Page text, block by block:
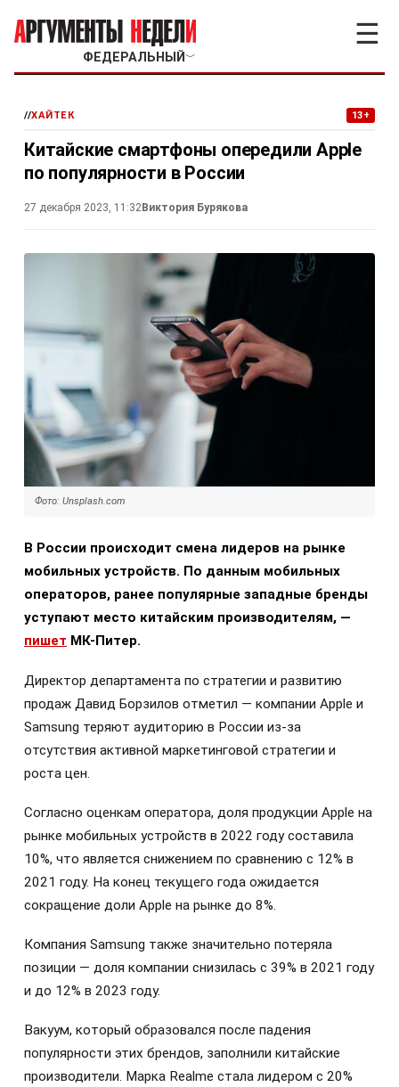
ФЕДЕРАЛЬНЫЙ ﹀
☰
//ХАЙТЕК 13+
Китайские смартфоны опередили Apple
по популярности в России
27 декабря 2023, 11:32Виктория Бурякова
Фото: Unsplash.com
В России происходит смена лидеров на рынке
мобильных устройств. По данным мобильных
операторов, ранее популярные западные бренды
уступают место китайским производителям, —
пишет МК-Питер.
Директор департамента по стратегии и развитию
продаж Давид Борзилов отметил — компании Apple и
Samsung теряют аудиторию в России из-за
отсутствия активной маркетинговой стратегии и
роста цен.
Согласно оценкам оператора, доля продукции Apple на
рынке мобильных устройств в 2022 году составила
10%, что является снижением по сравнению с 12% в
2021 году. На конец текущего года ожидается
сокращение доли Apple на рынке до 8%.
Компания Samsung также значительно потеряла
позиции — доля компании снизилась с 39% в 2021 году
и до 12% в 2023 году.
Вакуум, который образовался после падения
популярности этих брендов, заполнили китайские
производители. Марка Realme стала лидером с 20%